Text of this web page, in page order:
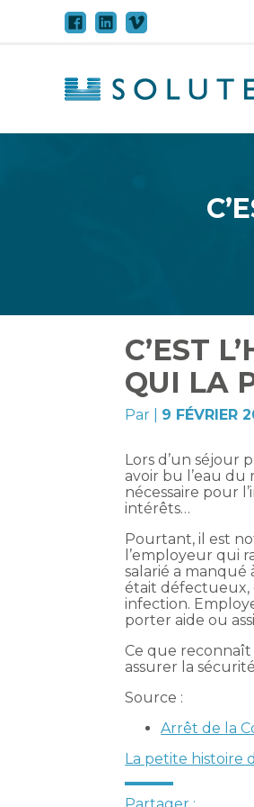
au
C’EST
QUI LA
Par 9 FÉVRIER
Lors d’un séjour
avoir bu l’eau du
nécessaire pour
intérêts…
Pourtant, il est
l’employeur qui
salarié a
était défectueux,
infection.
porter aide ou
Ce que reconnaît
assurer la
Source :
Arrêt de la
La petite histoire